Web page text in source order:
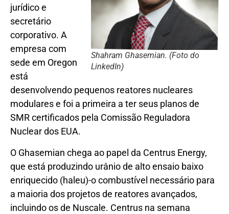
Shahram Ghasemian. (Foto do
LinkedIn)
jurídico e
secretário
corporativo. A
empresa com
sede em Oregon
está
desenvolvendo pequenos reatores nucleares
modulares e foi a primeira a ter seus planos de
SMR certificados pela Comissão Reguladora
Nuclear dos EUA.
O Ghasemian chega ao papel da Centrus Energy,
que está produzindo urânio de alto ensaio baixo
enriquecido (haleu)-o combustível necessário para
a maioria dos projetos de reatores avançados,
incluindo os de Nuscale. Centrus na semana